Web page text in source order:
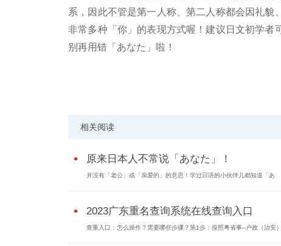
系，因此不管是第一人称、第二人称都会因礼
非常多种「你」的表现方式喔！建议日文初学
别再用错「あなた」啦！
相关阅读
原来日本人不常说「あなた」！
并没有「老公」或「亲爱的」的意思！学过日语的小伙伴儿都知道「あ
2023广东重名查询系统在线查询入口
查重入口：怎么操作？需要哪些步骤？第1步：按照粤省事--户政（治安